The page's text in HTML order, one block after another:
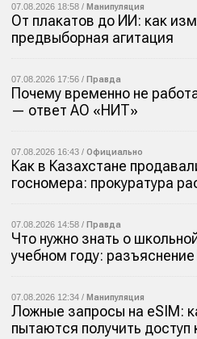
07.08.2026 18:58 / Манипуляция
От плакатов до ИИ: как
предвыборная агитация
07.08.2026 17:56 / Правда
Почему временно не
— ответ АО «НИТ»
07.08.2026 16:43 / Официально
Как в Казахстане
госномера: прокуратура
07.08.2026 14:58 / Правда
Что нужно знать о
учебном году:
07.08.2026 12:34 / Манипуляция
Ложные запросы на eSIM:
пытаются получить